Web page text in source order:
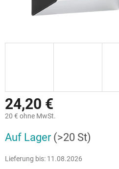
24,20 €
20 € ohne MwSt.
Auf Lager (>20 St)
Lieferung bis: 11.08.2026